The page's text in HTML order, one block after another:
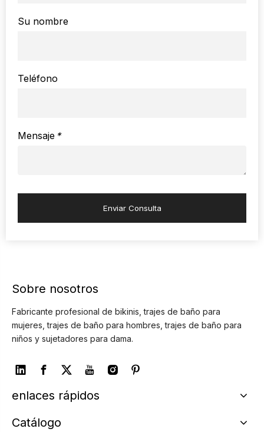
Su nombre
Teléfono
*
Mensaje
Enviar Consulta
Sobre nosotros
Fabricante profesional de bikinis, trajes de baño para
mujeres, trajes de baño para hombres, trajes de baño para
niños y sujetadores para dama.
enlaces rápidos
Catálogo